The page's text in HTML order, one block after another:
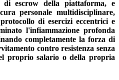
di escrow della piattaforma, e
personale multidisciplinare,
di esercizi eccentrici e
l'infiammazione profonda
completamente la forza di
contro resistenza senza
proprio salario o della propria